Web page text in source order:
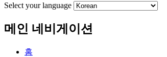
Select your language
메인 네비게이션
홈